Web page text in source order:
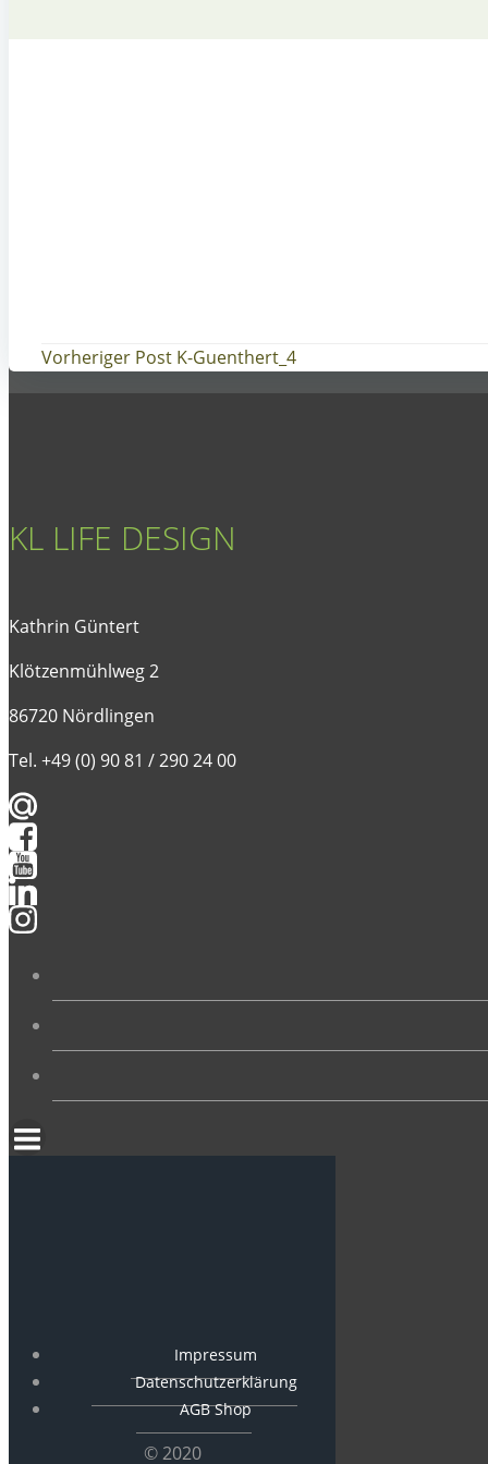
Post
navigation
Vorheriger Post K-Guenthert_4
KL LIFE DESIGN
Kathrin Güntert
Klötzenmühlweg 2
86720 Nördlingen
Tel. +49 (0) 90 81 / 290 24 00
Impressum
Datenschutzerklärung
AGB Shop
© 2020